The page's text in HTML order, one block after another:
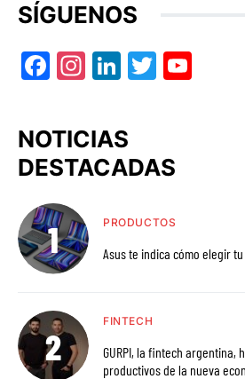
SÍGUENOS
Facebook
Instagram
LinkedIn
Twitter
NOTICIAS
DESTACADAS
PRODUCTOS
Asus te indica cómo elegir
FINTECH
GURPI, la fintech argentina, habilita el acceso a activos
productivos de la nueva